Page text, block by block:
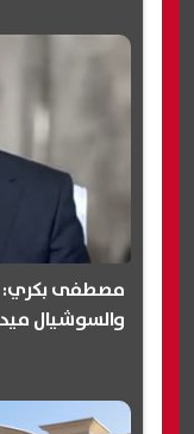
مصطفى بكري:
والسوشيال